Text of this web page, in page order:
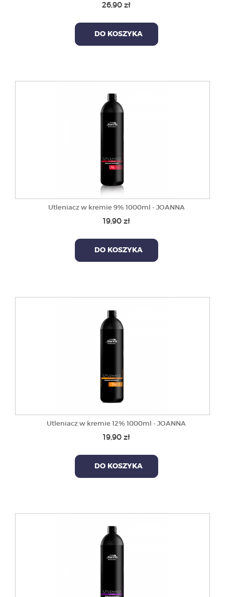
26,90 zł
DO KOSZYKA
Utleniacz w kremie 9% 1000ml - JOANNA
19,90 zł
DO KOSZYKA
Utleniacz w kremie 12% 1000ml - JOANNA
19,90 zł
DO KOSZYKA